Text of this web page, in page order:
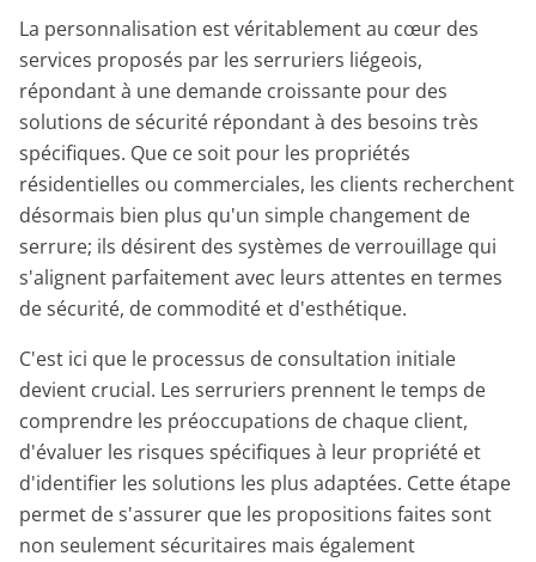
La personnalisation est véritablement au cœur des
services proposés par les serruriers liégeois,
répondant à une demande croissante pour des
solutions de sécurité répondant à des besoins très
spécifiques. Que ce soit pour les propriétés
résidentielles ou commerciales, les clients recherchent
désormais bien plus qu'un simple changement de
serrure; ils désirent des systèmes de verrouillage qui
s'alignent parfaitement avec leurs attentes en termes
de sécurité, de commodité et d'esthétique.
C'est ici que le processus de consultation initiale
devient crucial. Les serruriers prennent le temps de
comprendre les préoccupations de chaque client,
d'évaluer les risques spécifiques à leur propriété et
d'identifier les solutions les plus adaptées. Cette étape
permet de s'assurer que les propositions faites sont
non seulement sécuritaires mais également